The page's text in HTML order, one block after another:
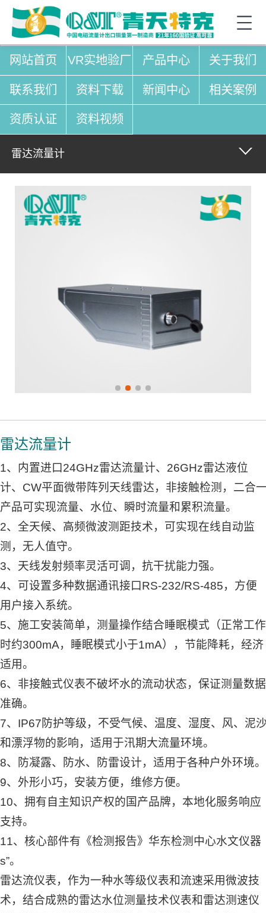
网站首页 VR实地验厂 产品中心 关于我们
联系我们 资料下载 新闻中心 相关案例
资质认证 资料视频
雷达流量计
雷达流量计
1、内置进口24GHz雷达流量计、26GHz雷达液位
计、CW平面微带阵列天线雷达，非接触检测，二合
产品可实现流量、水位、瞬时流量和累积流量。
2、全天候、高频微波测距技术，可实现在线自动监
测，无人值守。
3、天线发射频率灵活可调，抗干扰能力强。
4、可设置多种数据通讯接口RS-232/RS-485，方便
用户接入系统。
5、施工安装简单，测量操作结合睡眠模式（正常工作
时约300mA，睡眠模式小于1mA），节能降耗，经济
适用。
6、非接触式仪表不破坏水的流动状态，保证测量数据
准确。
7、IP67防护等级，不受气候、温度、湿度、风、泥
和漂浮物的影响，适用于汛期大流量环境。
8、防凝露、防水、防雷设计，适用于各种户外环境。
9、外形小巧，安装方便，维修方便。
10、拥有自主知识产权的国产品牌，本地化服务响应
支持。
11、核心部件有《检测报告》华东检测中心水文仪器
s”。
雷达流仪表，作为一种水等级仪表和流速采用微波技
术，结合成熟的雷达水位测量技术仪表和雷达测速仪